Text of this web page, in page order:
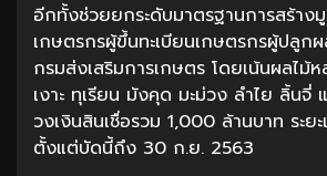
อีกทั้งช่วยยกระดับมาตรฐานการสร้าง
เกษตรกรผู้ขึ้นทะเบียนเกษตรกรผู้ปลูก
กรมส่งเสริมการเกษตร โดยเน้นผลไม้
เงาะ ทุเรียน มังคุด มะม่วง ลำไย ลิ้นจี่
วงเงินสินเชื่อรวม 1,000 ล้านบาท ระย
ตั้งแต่บัดนี้ถึง 30 ก.ย. 2563